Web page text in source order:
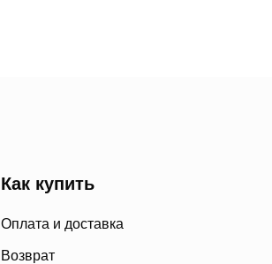
Как купить
Оплата и доставка
Возврат